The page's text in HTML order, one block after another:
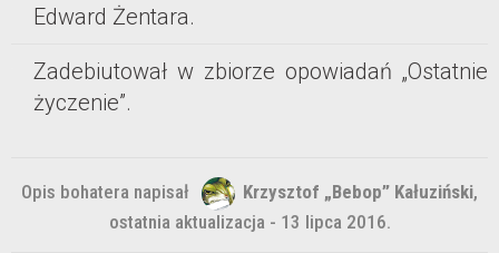
Edward Żentara.
Zadebiutował w zbiorze opowiadań „Ostatnie
życzenie”.
Opis bohatera napisał Krzysztof „Bebop” Kałuziński,
ostatnia aktualizacja - 13 lipca 2016.